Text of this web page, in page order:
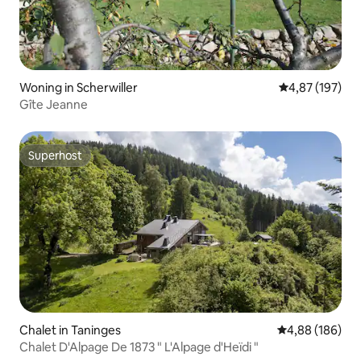
Woning in Scherwiller Gemiddelde
4,87 (197)
Gîte Jeanne
Superhost
Superhost
Chalet in Taninges Gemiddelde
4,88 (186)
Chalet D'Alpage De 1873 " L'Alpage d'Heïdi "